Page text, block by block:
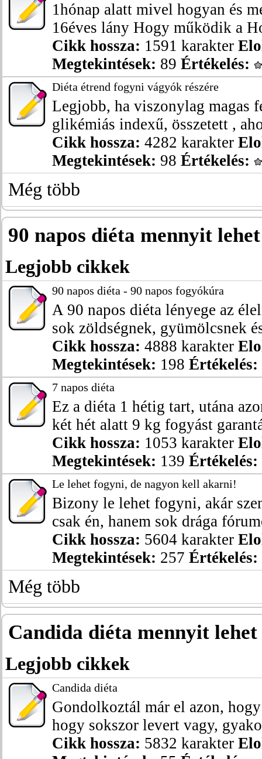
1hónap alatt mivel hogyan és
16éves lány Hogy működik a
Cikk hossza: 1591 karakter
Megtekintések: 89 Értékelés:
Diéta étrend fogyni vágyók részére
Legjobb, ha viszonylag magas
glikémiás indexű, összetett ,
Cikk hossza: 4282 karakter
Megtekintések: 98 Értékelés:
Még több
90 napos diéta mennyit
Legjobb cikkek
90 napos diéta - 90 napos fogyókúra
A 90 napos diéta lényege az
sok zöldségnek, gyümölcsnek
Cikk hossza: 4888 karakter
Megtekintések: 198 Értékelés:
7 napos diéta
Ez a diéta 1 hétig tart, utána
két hét alatt 9 kg fogyást
Cikk hossza: 1053 karakter
Megtekintések: 139 Értékelés:
Le lehet fogyni, de nagyon kell akarni!
Bizony le lehet fogyni, akár
csak én, hanem sok drága
Cikk hossza: 5604 karakter
Megtekintések: 257 Értékelés:
Még több
Candida diéta mennyit
Legjobb cikkek
Candida diéta
Gondolkoztál már el azon,
hogy sokszor levert vagy,
Cikk hossza: 5832 karakter